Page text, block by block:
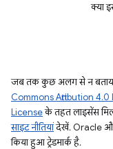
क्या
जब तक कुछ अलग से न बताया
Commons Attribution 4.0
Licenseके तहत लाइसेंस
साइट नीतियांदेखें. Oracle
किया हुआ ट्रेडमार्क है.